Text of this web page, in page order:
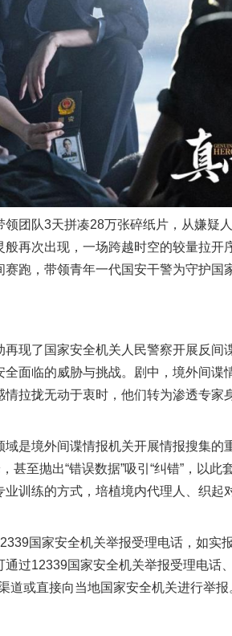
队3天拼凑28万张碎纸片，从嫌疑
再次出现，一场跨越时空的较量拉开
跑，带领青年一代国安干警为守护国
了国家安全机关人民警察开展反间
面临的威胁与挑战。剧中，境外间谍
拉拢无动于衷时，他们转为渗透专家
境外间谍情报机关开展情报搜集的
甚至抛出“错误数据”吸引“纠错”，以
训练的方式，培植境内代理人、织起
国家安全机关举报受理电话，如实
过12339国家安全机关举报受理电话
道或直接向当地国家安全机关进行举报